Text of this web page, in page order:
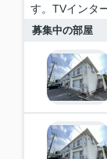
す。TVインタ
募集中の部屋